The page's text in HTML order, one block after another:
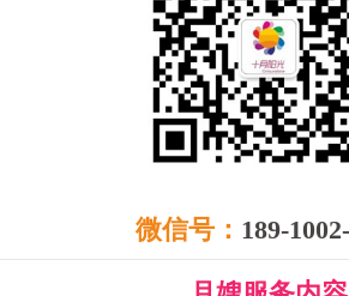
微信号： 189-